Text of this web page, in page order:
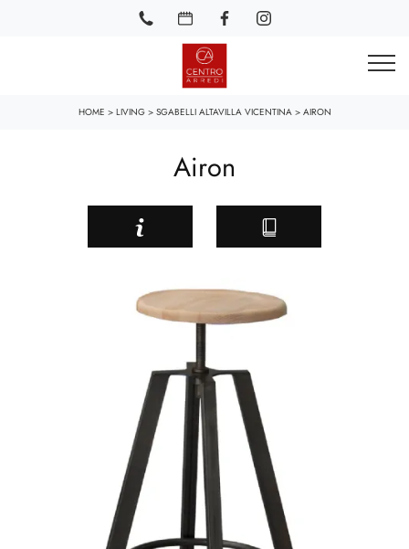
HOME > LIVING> SGABELLI ALTAVILLA VICENTINA > AIRON
Airon